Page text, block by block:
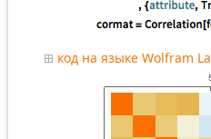
код на языке Wolfram